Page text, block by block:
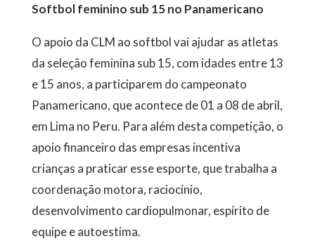
Softbol feminino sub 15 no Panamericano
O apoio da CLM ao softbol vai ajudar as atletas
da seleção feminina sub 15, com idades entre 13
e 15 anos, a participarem do campeonato
Panamericano, que acontece de 01 a 08 de abril,
em Lima no Peru. Para além desta competição, o
apoio financeiro das empresas incentiva
crianças a praticar esse esporte, que trabalha a
coordenação motora, raciocínio,
desenvolvimento cardiopulmonar, espírito de
equipe e autoestima.